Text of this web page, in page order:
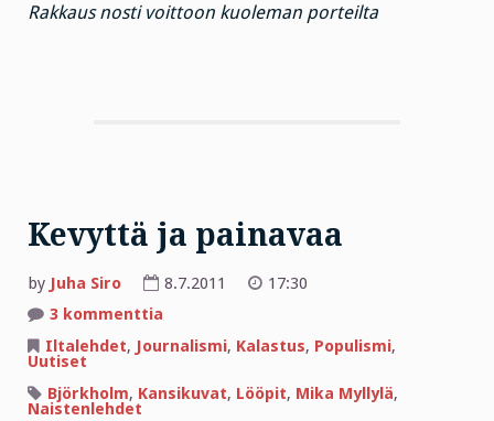
Rakkaus nosti voittoon kuoleman porteilta
Kevyttä ja painavaa
by Juha Siro 8.7.2011
17:30
3 kommenttia
ja
painavaa
Iltalehdet, Journalismi, Kalastus, Populismi,
Uutiset
Björkholm, Kansikuvat, Lööpit, Mika Myllylä,
Naistenlehdet